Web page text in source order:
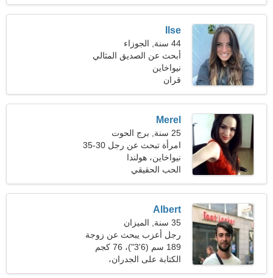
Ilse
44 سنة, الجوزاء
أبحث عن الصديق المثالي
للتنزه معا
نيواخاين
قران
Merel
25 سنة, برج الحوت
امرأة تبحث عن رجل 30-35
نيواخاين، هولندا
الحب الحقيقي
Albert
35 سنة, الميزان
رجل أعزب يبحث عن زوجة
27-30
189 سم (6'3")، 76 كجم
(167 رطلا)
الكتابة على الجدران،
المؤلفات